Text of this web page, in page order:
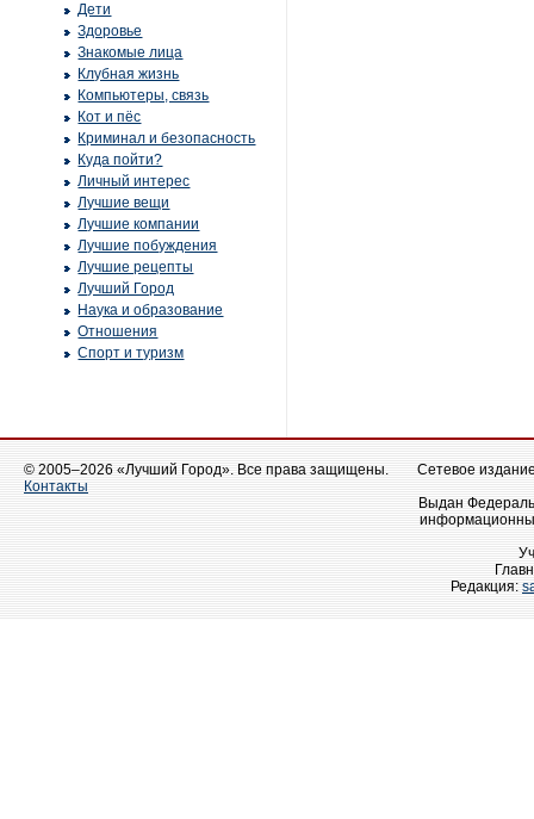
Дети
Здоровье
Знакомые лица
Клубная жизнь
Компьютеры, связь
Кот и пёс
Криминал и безопасность
Куда пойти?
Личный интерес
Лучшие вещи
Лучшие компании
Лучшие побуждения
Лучшие рецепты
Лучший Город
Наука и образование
Отношения
Спорт и туризм
© 2005–2026 «Лучший Город». Все права защищены.
Контакты
Сетевое
Выдан
Редакция: